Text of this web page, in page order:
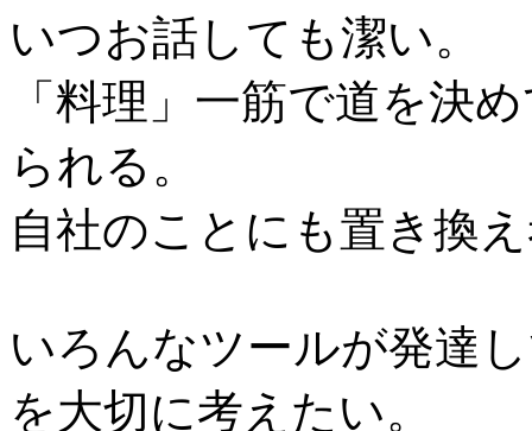
いつお話しても潔い。
「料理」一筋で道を決
られる。
自社のことにも置き換
いろんなツールが発達
を大切に考えたい。